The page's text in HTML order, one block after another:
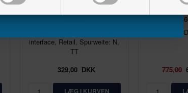
interface, Retail, Spurweite: N,
TT
329,00DKK
Plux22
775,00